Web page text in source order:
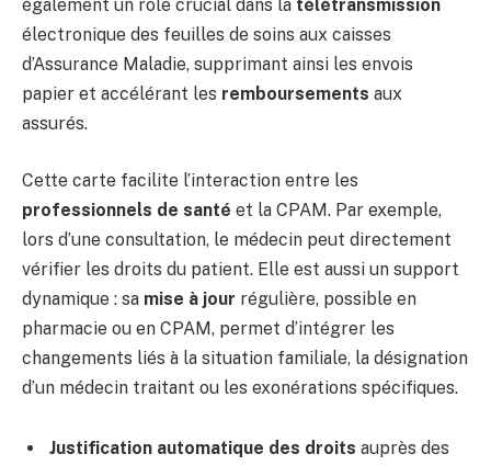
également un rôle crucial dans la télétransmission
électronique des feuilles de soins aux caisses
d’Assurance Maladie, supprimant ainsi les envois
papier et accélérant les remboursements aux
assurés.
Cette carte facilite l’interaction entre les
professionnels de santé et la CPAM. Par exemple,
lors d’une consultation, le médecin peut directement
vérifier les droits du patient. Elle est aussi un support
dynamique : sa mise à jour régulière, possible en
pharmacie ou en CPAM, permet d’intégrer les
changements liés à la situation familiale, la désignation
d’un médecin traitant ou les exonérations spécifiques.
Justification automatique des droits auprès des